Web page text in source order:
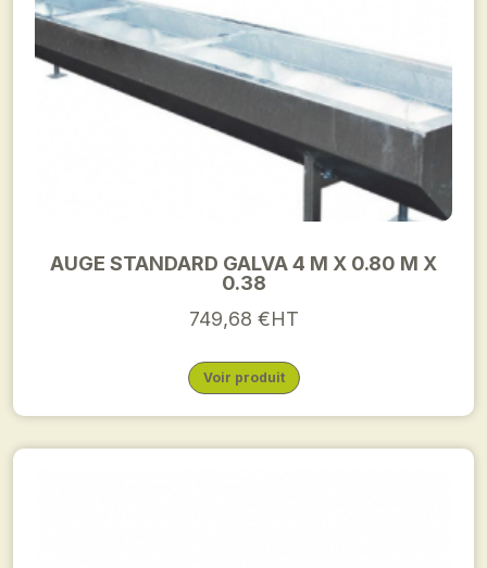
AUGE STANDARD GALVA 4 M X 0.80 M X
0.38
749,68 €HT
Voir produit